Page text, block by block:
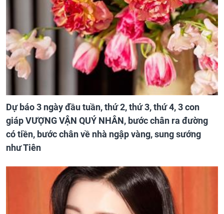
Dự báo 3 ngày đầu tuần, thứ 2, thứ 3, thứ 4, 3 con
giáp VƯỢNG VẬN QUÝ NHÂN, bước chân ra đường
có tiền, bước chân về nhà ngập vàng, sung sướng
như Tiên